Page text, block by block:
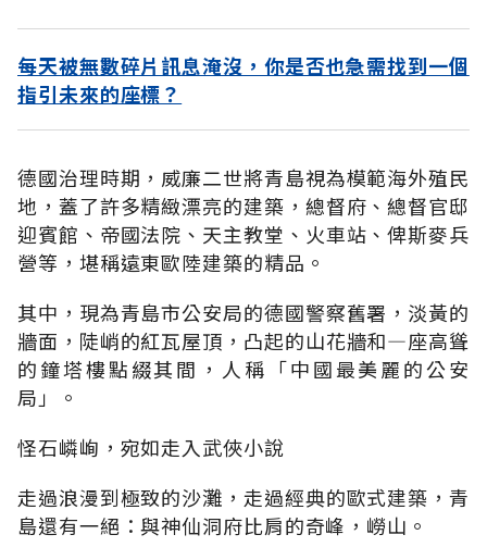
每天被無數碎片訊息淹沒，你是否也急需找到一個
指引未來的座標？
德國治理時期，威廉二世將青島視為模範海外殖民
地，蓋了許多精緻漂亮的建築，總督府、總督官邸
迎賓館、帝國法院、天主教堂、火車站、俾斯麥兵
營等，堪稱遠東歐陸建築的精品。
其中，現為青島市公安局的德國警察舊署，淡黃的
牆面，陡峭的紅瓦屋頂，凸起的山花牆和—座高聳
的鐘塔樓點綴其間，人稱「中國最美麗的公安
局」。
怪石嶙峋，宛如走入武俠小說
走過浪漫到極致的沙灘，走過經典的歐式建築，青
島還有一絕：與神仙洞府比肩的奇峰，嶗山。